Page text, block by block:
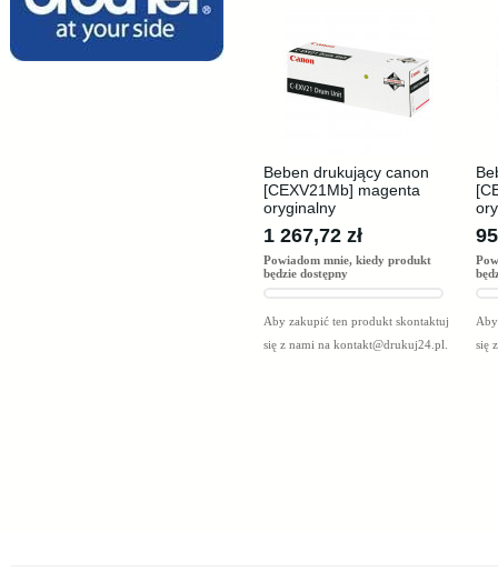
Beben drukujący canon
[CEXV21Mb] magenta
oryginalny
1 267,72 zł
Powiadom mnie, kiedy produkt
będzie dostępny
Aby zakupić ten produkt skontaktuj
się z nami na kontakt@drukuj24.pl
się